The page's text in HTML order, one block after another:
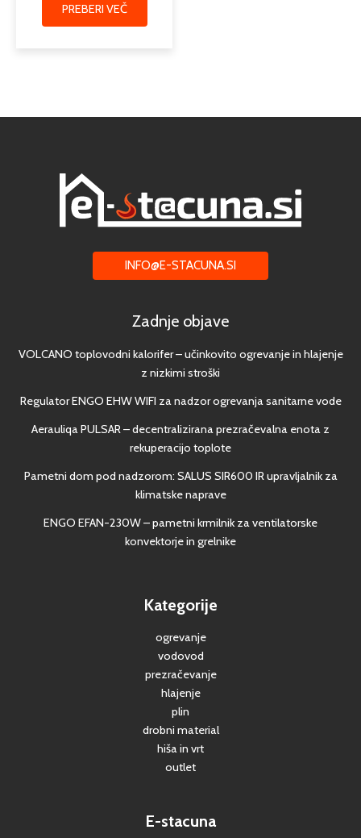
PREBERI VEČ
INFO@E-STACUNA.SI
Zadnje objave
VOLCANO toplovodni kalorifer – učinkovito ogrevanje in hlajenje
z nizkimi stroški
Regulator ENGO EHW WIFI za nadzor ogrevanja sanitarne vode
Aerauliqa PULSAR – decentralizirana prezračevalna enota z
rekuperacijo toplote
Pametni dom pod nadzorom: SALUS SIR600 IR upravljalnik za
klimatske naprave
ENGO EFAN-230W – pametni krmilnik za ventilatorske
konvektorje in grelnike
Kategorije
ogrevanje
vodovod
prezračevanje
hlajenje
plin
drobni material
hiša in vrt
outlet
E-stacuna